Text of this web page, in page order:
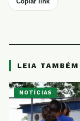
LEIA TAMBÉM
NOTÍCIAS